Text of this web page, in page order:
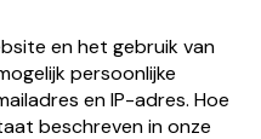
en het gebruik van
persoonlijke
en IP-adres. Hoe
beschreven in onze